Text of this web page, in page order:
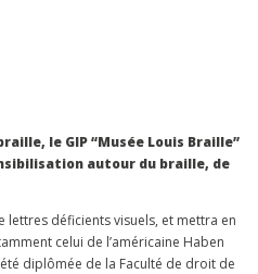
le GIP “Musée Louis Braille”
autour du braille, de
déficients visuels, et mettra en
celui de l’américaine Haben
diplômée de la Faculté de droit de